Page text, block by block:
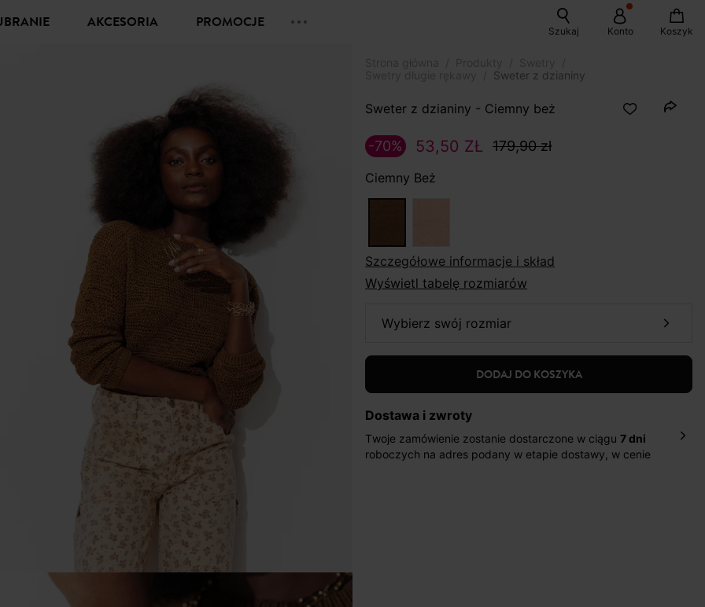
UBRANIE AKCESORIA PROMOCJE Szukaj Konto Koszyk
Sweter z dzianiny
Sweter z dzianiny - Ciemny beż
53,50 ZŁ 179,90 zł
-70%
Ciemny Beż
szczegółowe informacje i skład
Wyświetl tabelę rozmiarów
wybierz swój rozmiar
DODAJ DO KOSZYKA
Dostawa i zwroty
Twoje zamówienie zostanie dostarczone w ciągu 7 dni
roboczych na adres podany w etapie dostawy, w cenie